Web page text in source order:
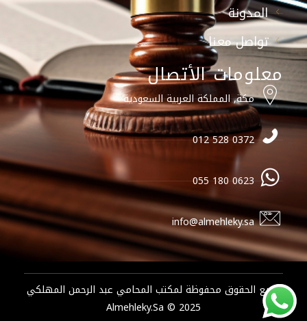
المدونة
تواصل معنا
معلومات الأتصال
مكة, المملكة العربية السعودية
0372 528 012
0623 180 055
info@almehleky.sa
جميع الحقوق محفوظة لمكتب المحامي عبد الرحمن المهلكي
2025 © Almehleky.sa